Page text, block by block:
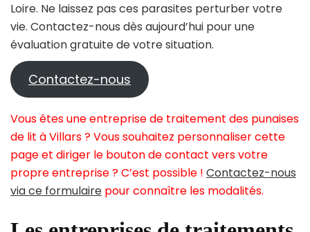
Loire. Ne laissez pas ces parasites perturber votre
vie. Contactez-nous dès aujourd’hui pour une
évaluation gratuite de votre situation.
Contactez-nous
Vous êtes une entreprise de traitement des punaises
de lit à Villars ? Vous souhaitez personnaliser cette
page et diriger le bouton de contact vers votre
propre entreprise ? C’est possible ! Contactez-nous
via ce formulaire pour connaître les modalités.